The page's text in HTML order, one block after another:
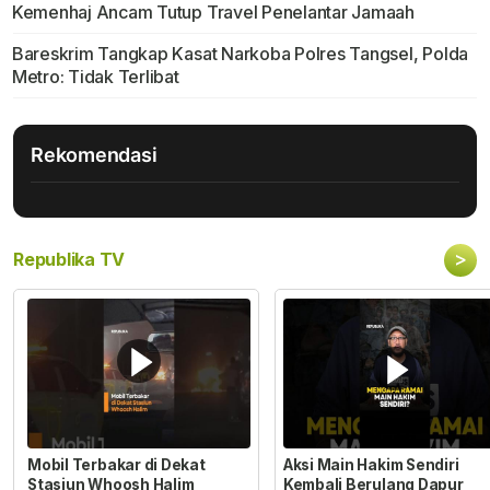
Kemenhaj Ancam Tutup Travel Penelantar Jamaah
Bareskrim Tangkap Kasat Narkoba Polres Tangsel, Polda
Metro: Tidak Terlibat
Rekomendasi
Republika TV >
Mobil Terbakar di Dekat
Stasiun Whoosh Halim
Aksi Main Hakim Sendiri
Kembali Berulang Dapur